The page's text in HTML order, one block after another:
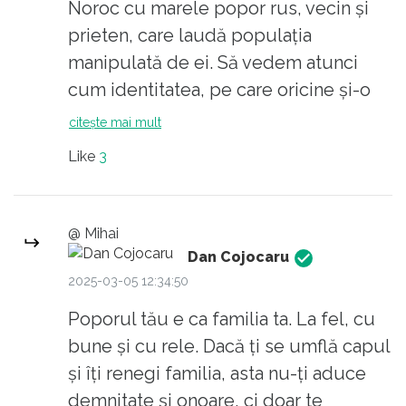
cele doua conditii de mai sus, insa deciziile
țin cont de vointa unei elite, a unei minoritati.
Aspectul democratic al oligarhiilor apare
cind interesele oligarhilor sint divergente,
cazul economiilor puternic concurentiale
(economii de piata functionale), unde
Noroc cu marele popor rus, vecin și
prieten, care laudă populația
manipulată de ei. Să vedem atunci
cum identitatea, pe care oricine și-o
poate păstra acum, va ține de foame
votează tot felul de specimene.
citește mai mult
Like 3
@ Mihai
Dan Cojocaru
2025-03-05 12:34:50
Poporul tău e ca familia ta. La fel, cu
bune și cu rele. Dacă ți se umflă capul
și îți renegi familia, asta nu-ți aduce
demnitate și onoare, ci doar te